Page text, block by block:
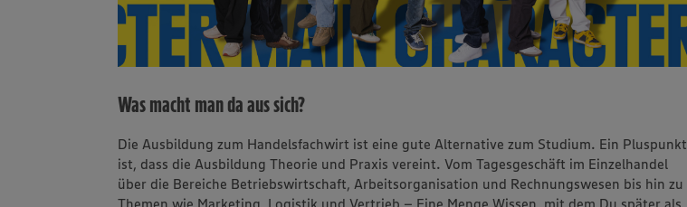
Was macht man da aus sich?
Die Ausbildung zum Handelsfachwirt ist eine gute Alternative zum Studium. Ein Pluspunkt
ist, dass die Ausbildung Theorie und Praxis vereint. Vom Tagesgeschäft im Einzelhandel
über die Bereiche Betriebswirtschaft, Arbeitsorganisation und Rechnungswesen bis hin zu
Themen wie Marketing, Logistik und Vertrieb – Eine Menge Wissen, mit dem Du später als